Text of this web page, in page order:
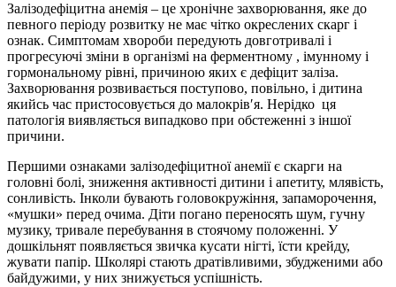
Залізодефіцитна анемія – це хронічне захворювання, яке до
певного періоду розвитку не має чітко окреслених скарг і
ознак. Симптомам хвороби передують довготривалі і
прогресуючі зміни в організмі на ферментному , імунному і
гормональному рівні, причиною яких є дефіцит заліза.
Захворювання розвивається поступово, повільно, і дитина
якийсь час пристосовується до малокрів′я. Нерідко ця
патологія виявляється випадково при обстеженні з іншої
причини.
Першими ознаками залізодефіцитної анемії є скарги на
головні болі, зниження активності дитини і апетиту, млявість,
сонливість. Інколи бувають головокружіння, запаморочення,
«мушки» перед очима. Діти погано переносять шум, гучну
музику, тривале перебування в стоячому положенні. У
дошкільнят появляється звичка кусати нігті, їсти крейду,
жувати папір. Школярі стають дратівливими, збудженими або
байдужими, у них знижується успішність.